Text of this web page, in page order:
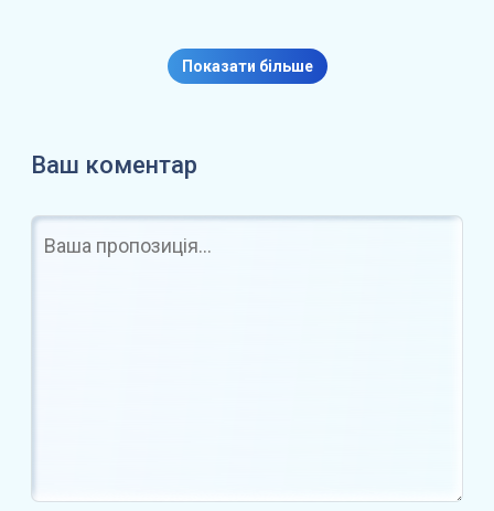
метод для збереження знань…
Показати більше
Ваш коментар